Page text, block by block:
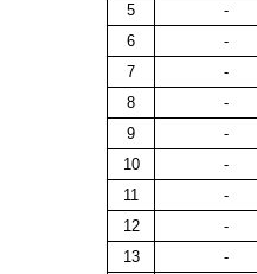
5
-
6
-
7
-
8
-
9
-
10
-
11
-
12
-
13
-